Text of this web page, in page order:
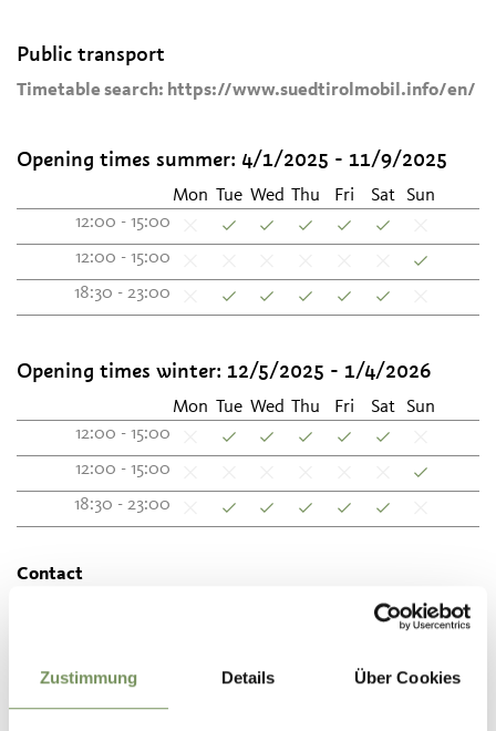
Zustimmung Details Über Cookies
Public transport
Timetable search: https://www.suedtirolmobil.info/en/
Opening times summer: 4/1/2025 - 11/9/2025
Mon Tue Wed Thu Fri Sat
Sun
12:00 - 15:00
12:00 - 15:00
18:30 - 23:00
Opening times winter: 12/5/2025 - 1/4/2026
Mon Tue Wed Thu Fri Sat
Sun
12:00 - 15:00
12:00 - 15:00
18:30 - 23:00
Contact
restaurant@onkeltaa.com